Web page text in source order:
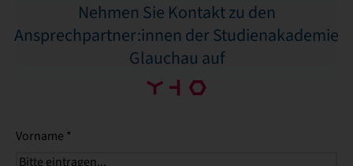
Nehmen Sie Kontakt zu den
Ansprechpartner:innen der Studienakademie
Glauchau auf
Vorname *